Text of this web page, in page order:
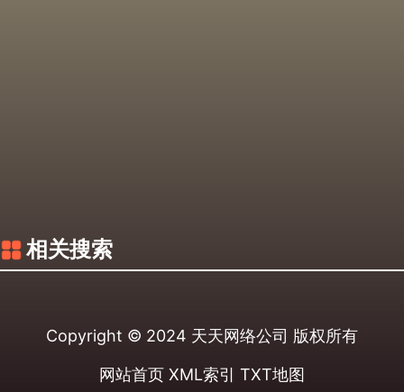
相关搜索
Copyright © 2024 天天网络公司 版权所有
网站首页 XML索引 TXT地图